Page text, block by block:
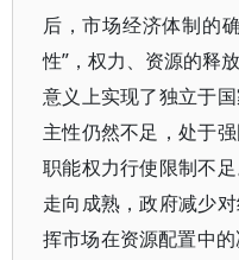
后，市场经济体制的
性”，权力、资源的释
意义上实现了独立于
主性仍然不足，处于
职能权力行使限制不
走向成熟，政府减少
挥市场在资源配置中